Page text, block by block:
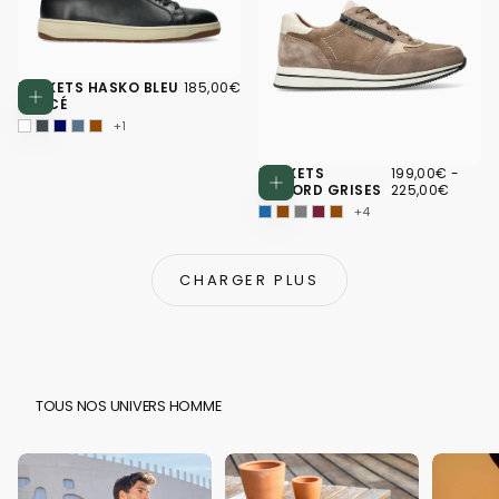
Choisissez des options
BASKETS HASKO BLEU
FONCÉ
185,00€
PRIX
185,00€
+1
Choisissez
BASKETS
GILFORD GRISES
199,00€
PRIX
MINIMUM
199,00€ -
225,00€
+4
CHARGER PLUS
TOUS NOS UNIVERS HOMME